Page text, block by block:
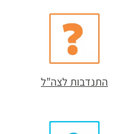
התנדבות לצה"ל